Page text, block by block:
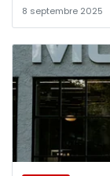
8 septembre 2025